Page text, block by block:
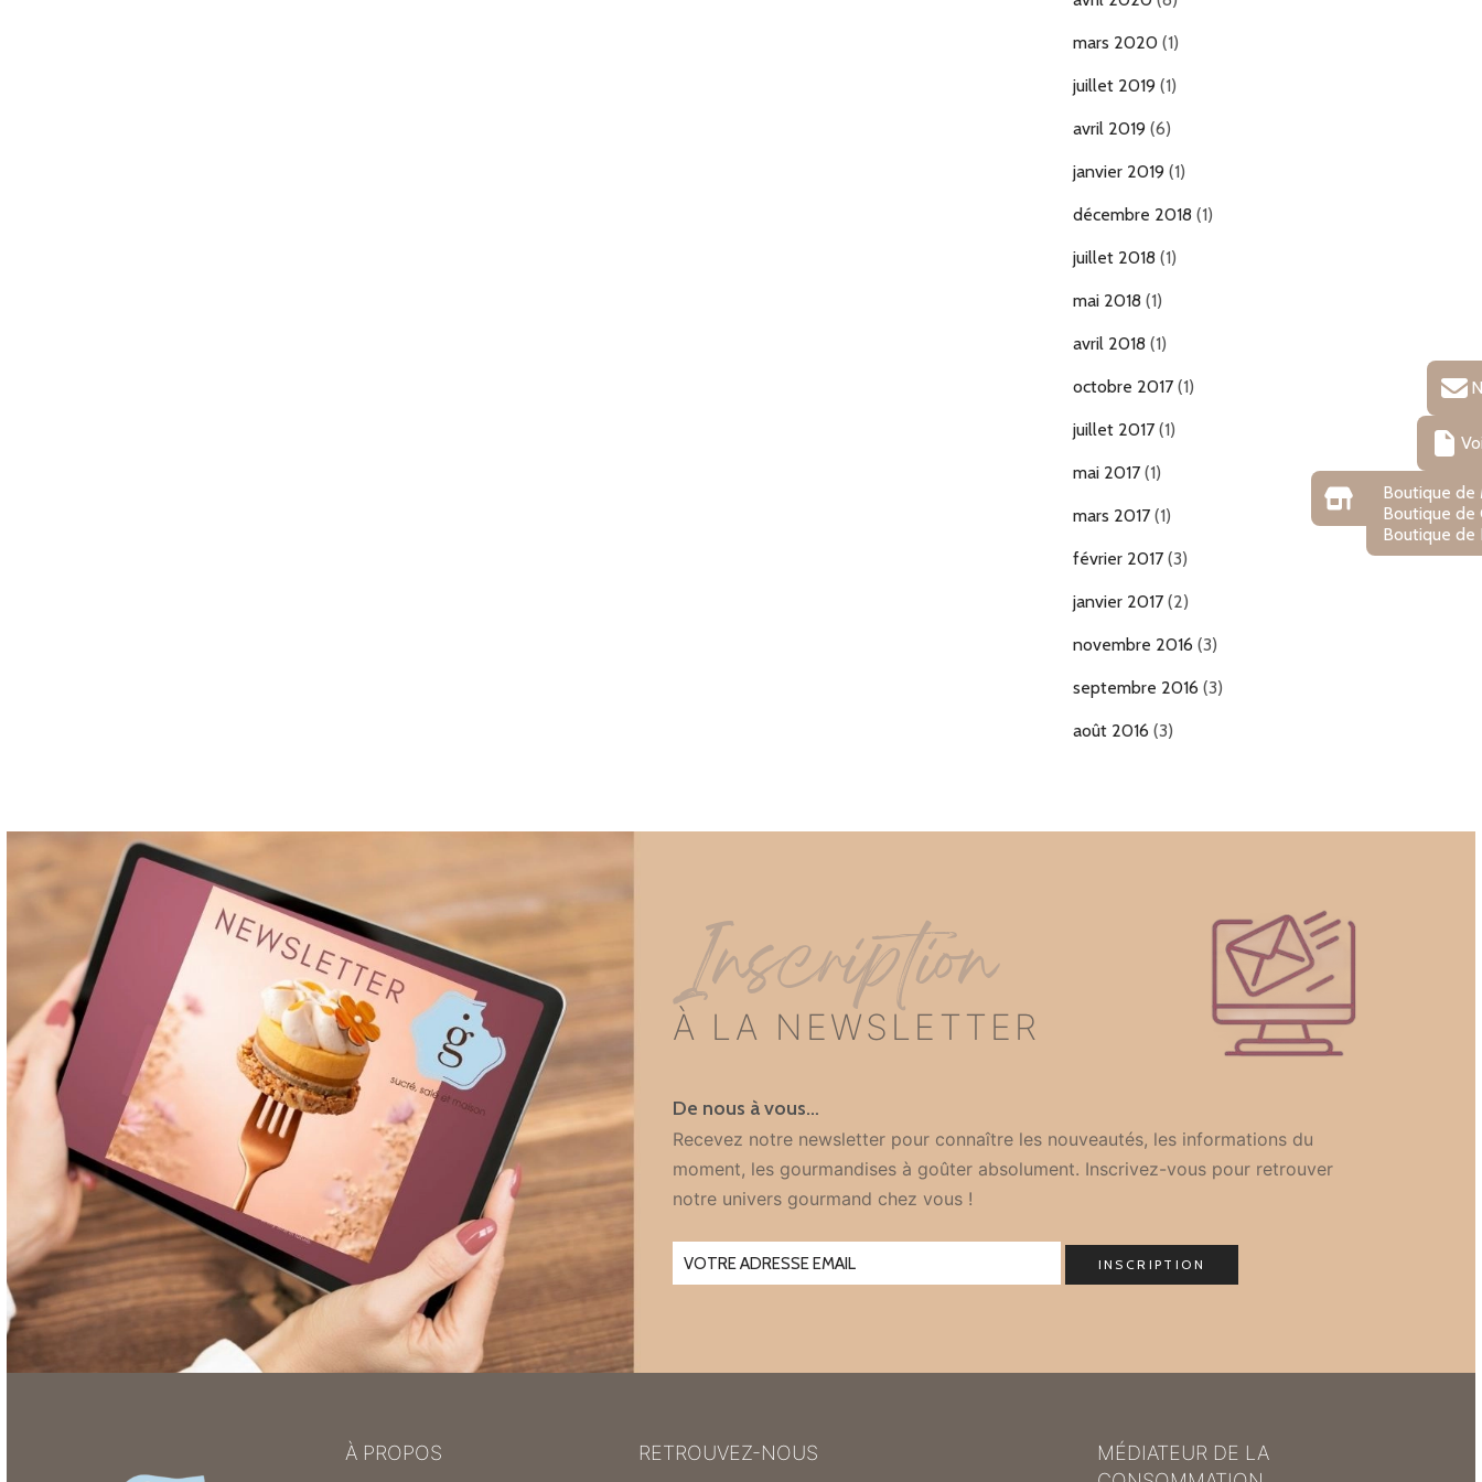
mars 2020 (1)
juillet 2019 (1)
avril 2019 (6)
janvier 2019 (1)
décembre 2018 (1)
juillet 2018 (1)
mai 2018 (1)
avril 2018 (1)
octobre 2017 (1)
juillet 2017 (1)
mai 2017 (1)
mars 2017 (1)
février 2017 (3)
janvier 2017 (2)
novembre 2016 (3)
septembre 2016 (3)
août 2016 (3)
Boutique de
Boutique de
Boutique de
Inscription
À LA NEWSLETTER
De nous à vous…
Recevez notre newsletter pour connaître les nouveautés, les informations du
moment, les gourmandises à goûter absolument. Inscrivez-vous pour retrouver
notre univers gourmand chez vous !
À PROPOS RETROUVEZ-NOUS
MÉDIATEUR DE LA